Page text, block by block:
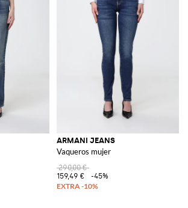
ARMANI JEANS
Vaqueros mujer
290,00 €
159,49 €
-45%